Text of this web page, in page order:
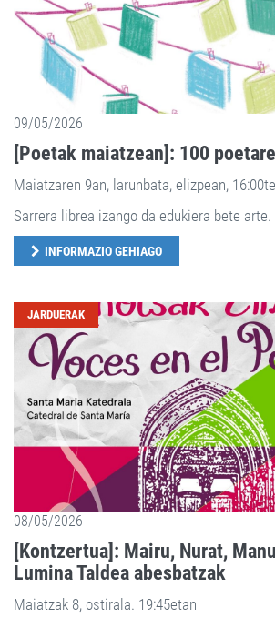
09/05/2026
[Poetak maiatzean]: 100
Maiatzaren 9an, larunbata, elizpean,
Sarrera librea izango da edukiera bete arte.
INFORMAZIO GEHIAGO
JARDUERAK
08/05/2026
[Kontzertua]: Mairu, Nurat,
Lumina Taldea abesbatzak
Maiatzak 8, ostirala. 19:45etan